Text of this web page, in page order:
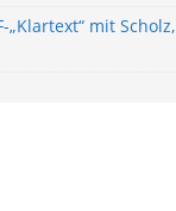
„Klartext“ mit Scholz,